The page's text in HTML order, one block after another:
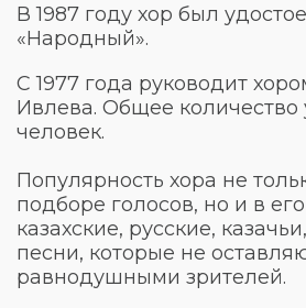
В 1987 году хор был
«Народный».
С 1977 года руководит
Ивлева. Общее количество
человек.
Популярность хора не
подборе голосов, но и в
казахские, русские,
песни, которые не
равнодушными зрителей.